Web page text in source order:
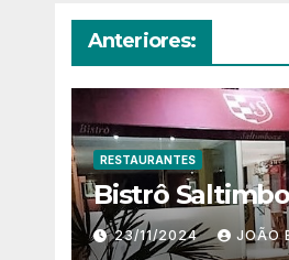
Anteriores:
RESTAURANTES
Bistrô
23/11/2024 JOÃO